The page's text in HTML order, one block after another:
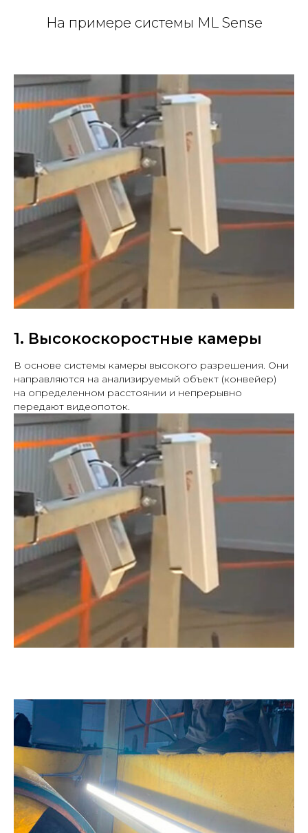
На примере системы ML Sense
1. Высокоскоростные камеры
В основе системы камеры высокого разрешения. Они
направляются на анализируемый объект (конвейер)
на определенном расстоянии и непрерывно
передают видеопоток.